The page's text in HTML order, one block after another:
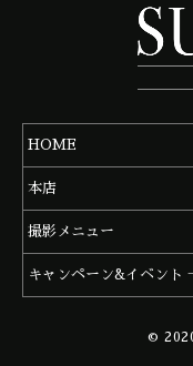
HOME
本店
撮影メニュー
キャンペーン&イベント
©